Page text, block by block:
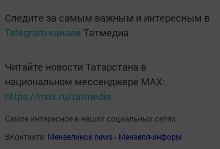
Следите за самым важным и интересным в
Telegram-канале Татмедиа
Читайте новости Татарстана в
национальном мессенджере MАХ:
https://max.ru/tatmedia
Самое интересное в наших социальных сетях:
ВКонтакте: Мензелинск news - Мензеля-информ